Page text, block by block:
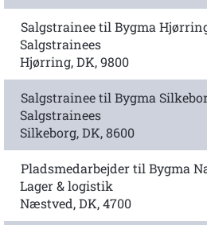
Salgstrainee til Bygma
Salgstrainees
Hjørring, DK, 9800
Salgstrainee til Bygma
Salgstrainees
Silkeborg, DK, 8600
Pladsmedarbejder til Bygma
Lager & logistik
Næstved, DK, 4700